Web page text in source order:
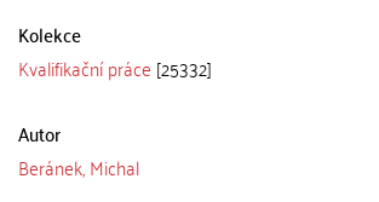
Kolekce
Kvalifikační práce [25332]
Autor
Beránek, Michal